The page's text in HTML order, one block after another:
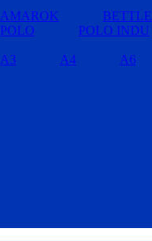
AMAROK BETTLE
POLO
POLO INDU
A3 A4 A6